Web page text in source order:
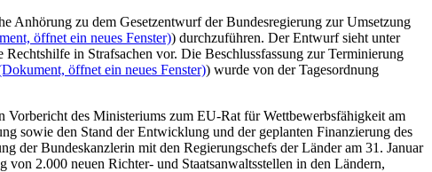
Anhörung zu dem Gesetzentwurf der Bundesregierung zur Umsetzung
öffnet ein neues Fenster)) durchzuführen. Der Entwurf sieht unter
in Strafsachen vor. Die Beschlussfassung zur Terminierung
öffnet ein neues Fenster)) wurde von der Tagesordnung
Vorbericht des Ministeriums zum EU-Rat für Wettbewerbsfähigkeit am
sowie den Stand der Entwicklung und der geplanten Finanzierung des
der Bundeskanzlerin mit den Regierungschefs der Länder am 31. Januar
2.000 neuen Richter- und Staatsanwaltsstellen in den Ländern,